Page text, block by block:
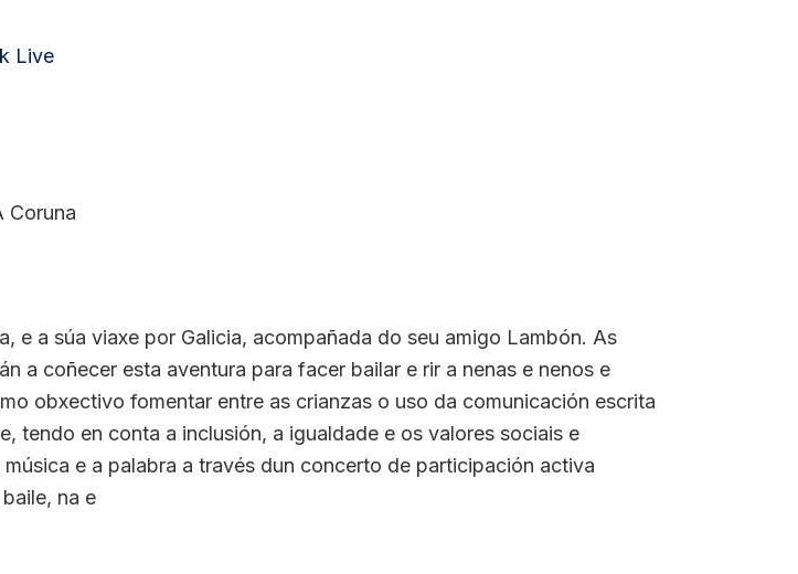
Live
Coruna
e a súa viaxe por Galicia, acompañada do seu amigo Lambón. As
a coñecer esta aventura para facer bailar e rir a nenas e nenos e
obxectivo fomentar entre as crianzas o uso da comunicación escrita
tendo en conta a inclusión, a igualdade e os valores sociais e
e a palabra a través dun concerto de participación activa
na e